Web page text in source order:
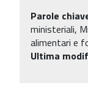
Parole
ministeriali,
alimentari e
Ultima